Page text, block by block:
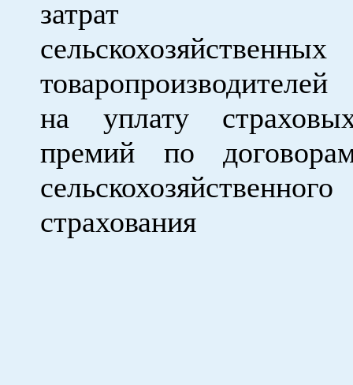
затрат
сельскохозяйственных
товаропроизводителей
на уплату
премий по
сельскохозяйственного
страхования